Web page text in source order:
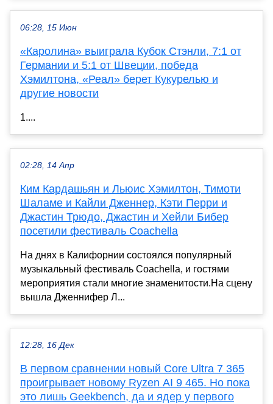
06:28, 15 Июн
«Каролина» выиграла Кубок Стэнли, 7:1 от
Германии и 5:1 от Швеции, победа
Хэмилтона, «Реал» берет Кукурелью и
другие новости
1....
02:28, 14 Апр
Ким Кардашьян и Льюис Хэмилтон, Тимоти
Шаламе и Кайли Дженнер, Кэти Перри и
Джастин Трюдо, Джастин и Хейли Бибер
посетили фестиваль Coachella
На днях в Калифорнии состоялся популярный
музыкальный фестиваль Coachella, и гостями
мероприятия стали многие знаменитости.На сцену
вышла Дженнифер Л...
12:28, 16 Дек
В первом сравнении новый Core Ultra 7 365
проигрывает новому Ryzen AI 9 465. Но пока
это лишь Geekbench, да и ядер у первого